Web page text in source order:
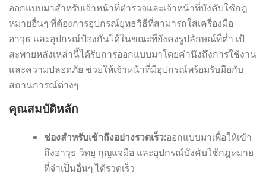
ออกแบบมาสำหรับเจ้าหน้าที่ตำรวจและเจ้าหน้าที่บังคับใช้กฎ
หมายอื่นๆ ที่ต้องการอุปกรณ์ยุทธวิธีที่สามารถใส่เครื่องมือ
อาวุธ และอุปกรณ์ป้องกันได้ในขณะที่ยังคงรูปลักษณ์ที่ต่ำ เป้
สะพายหลังเหล่านี้ได้รับการออกแบบมาโดยคำนึงถึงการใช้งาน
และความปลอดภัย ช่วยให้เจ้าหน้าที่มีอุปกรณ์พร้อมรับมือกับ
สถานการณ์ต่างๆ
คุณสมบัติหลัก
ช่องสำหรับเข้าถึงอย่างรวดเร็ว:ออกแบบมาเพื่อให้เข้า
ถึงอาวุธ วิทยุ กุญแจมือ และอุปกรณ์บังคับใช้กฎหมาย
ที่จำเป็นอื่นๆ ได้รวดเร็ว